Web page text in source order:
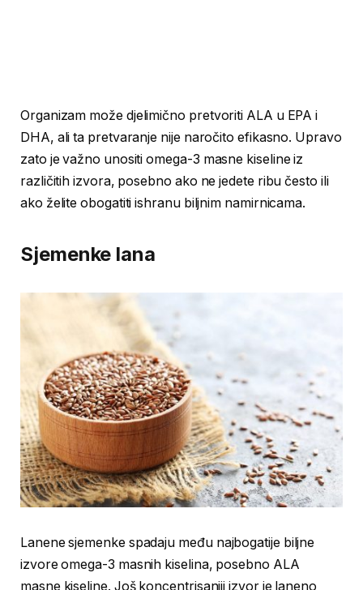
Organizam može djelimično pretvoriti ALA u EPA i
DHA, ali ta pretvaranje nije naročito efikasno. Upravo
zato je važno unositi omega-3 masne kiseline iz
različitih izvora, posebno ako ne jedete ribu često ili
ako želite obogatiti ishranu biljnim namirnicama.
Sjemenke lana
Lanene sjemenke spadaju među najbogatije biljne
izvore omega-3 masnih kiselina, posebno ALA
masne kiseline. Još koncentrisaniji izvor je laneno